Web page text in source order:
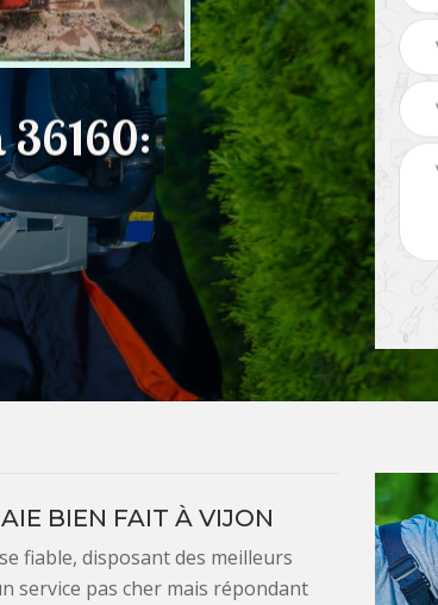
36160:
BIEN FAIT À VIJON
fiable, disposant des meilleurs
service pas cher mais répondant